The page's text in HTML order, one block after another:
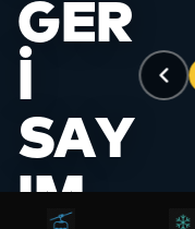
GER
SAY
IM
❄